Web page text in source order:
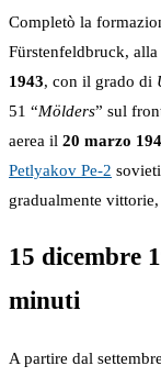
Completò la
Fürstenfeldbruck,
1943, con il grado di
51 “Mölders” sul
aerea il 20 marzo
Petlyakov Pe-2
gradualmente
15 dicembre
minuti
A partire dal